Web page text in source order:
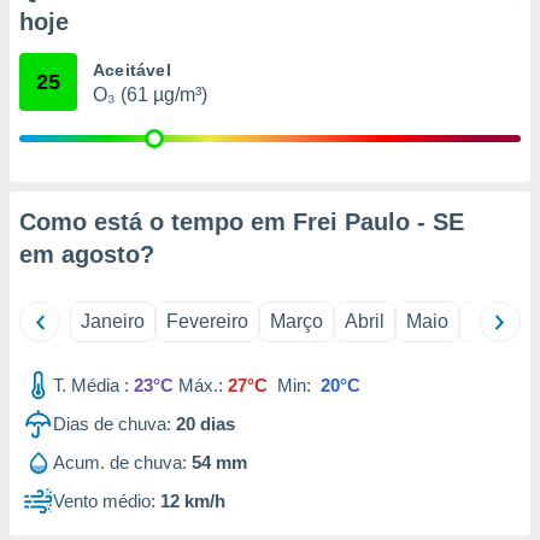
qual se
tal,
ou opor-
qualquer
de
ou aceder
num
para
hoje
25 Aceitável
O₃ (61 µg/m³)
Como está o tempo em Frei Paulo - SE
em agosto?
Janeiro Fevereiro Março Abril Maio Junho
T. Média : 23°C Máx.: 27°C Min: 20°C
Dias de chuva: 20 dias
Acum. de chuva: 54 mm
Vento médio: 12 km/h